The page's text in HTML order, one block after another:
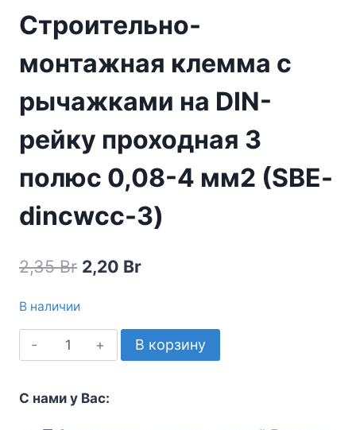
Строительно-
монтажная клемма с
рычажками на DIN-
рейку проходная 3
полюс 0,08-4 мм2 (SBE-
dincwcc-3)
2,35Br Первоначальная
2,35 Br.
2,20 BrТекущая
В наличии
Количество
товара
монтажная
В корзину
С нами у Вас: